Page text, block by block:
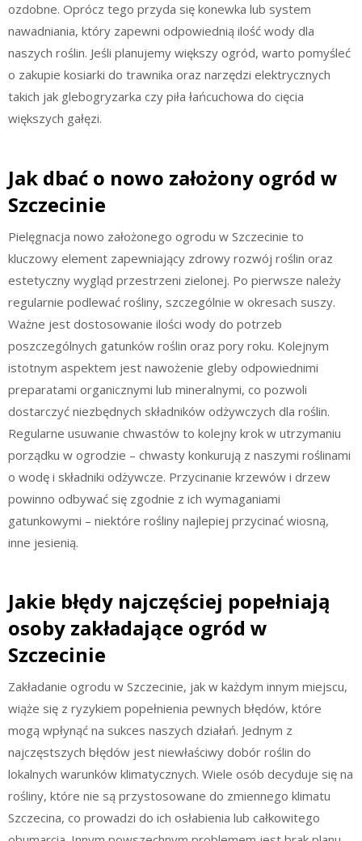
ozdobne. Oprócz tego przyda się konewka lub system
nawadniania, który zapewni odpowiednią ilość wody dla
naszych roślin. Jeśli planujemy większy ogród, warto pomyśleć
o zakupie kosiarki do trawnika oraz narzędzi elektrycznych
takich jak glebogryzarka czy piła łańcuchowa do cięcia
większych gałęzi.
Jak dbać o nowo założony ogród w
Szczecinie
Pielęgnacja nowo założonego ogrodu w Szczecinie to
kluczowy element zapewniający zdrowy rozwój roślin oraz
estetyczny wygląd przestrzeni zielonej. Po pierwsze należy
regularnie podlewać rośliny, szczególnie w okresach suszy.
Ważne jest dostosowanie ilości wody do potrzeb
poszczególnych gatunków roślin oraz pory roku. Kolejnym
istotnym aspektem jest nawożenie gleby odpowiednimi
preparatami organicznymi lub mineralnymi, co pozwoli
dostarczyć niezbędnych składników odżywczych dla roślin.
Regularne usuwanie chwastów to kolejny krok w utrzymaniu
porządku w ogrodzie – chwasty konkurują z naszymi roślinami
o wodę i składniki odżywcze. Przycinanie krzewów i drzew
powinno odbywać się zgodnie z ich wymaganiami
gatunkowymi – niektóre rośliny najlepiej przycinać wiosną,
inne jesienią.
Jakie błędy najczęściej popełniają
osoby zakładające ogród w
Szczecinie
Zakładanie ogrodu w Szczecinie, jak w każdym innym miejscu,
wiąże się z ryzykiem popełnienia pewnych błędów, które
mogą wpłynąć na sukces naszych działań. Jednym z
najczęstszych błędów jest niewłaściwy dobór roślin do
lokalnych warunków klimatycznych. Wiele osób decyduje się na
rośliny, które nie są przystosowane do zmiennego klimatu
Szczecina, co prowadzi do ich osłabienia lub całkowitego